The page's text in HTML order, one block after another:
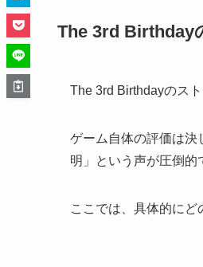
The 3rd Birthday
The 3rd Birthdayのス
ゲーム自体の評価は決
明」という声が圧倒的
ここでは、具体的にど